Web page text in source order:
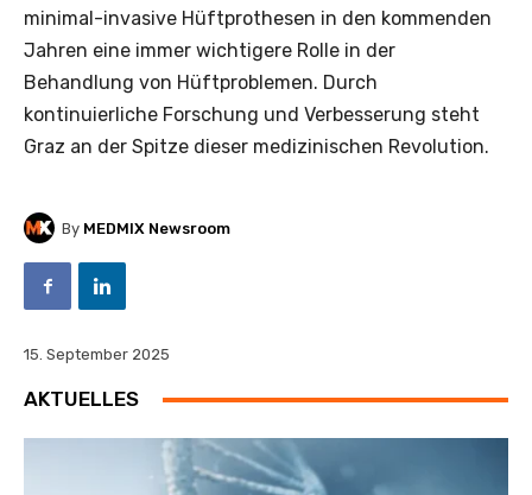
minimal-invasive Hüftprothesen in den kommenden
Jahren eine immer wichtigere Rolle in der
Behandlung von Hüftproblemen. Durch
kontinuierliche Forschung und Verbesserung steht
Graz an der Spitze dieser medizinischen Revolution.
By MEDMIX Newsroom
15. September 2025
AKTUELLES